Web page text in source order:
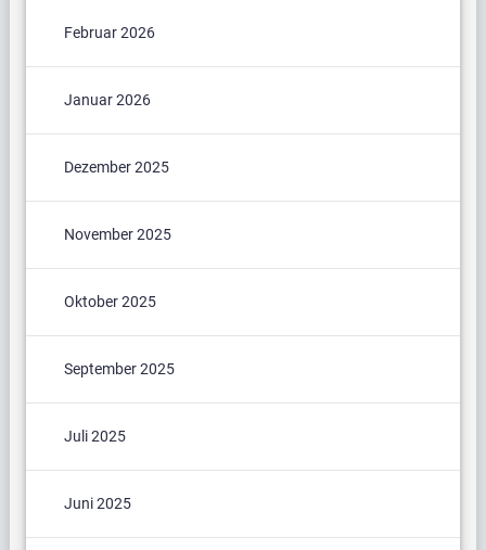
Februar 2026
Januar 2026
Dezember 2025
November 2025
Oktober 2025
September 2025
Juli 2025
Juni 2025